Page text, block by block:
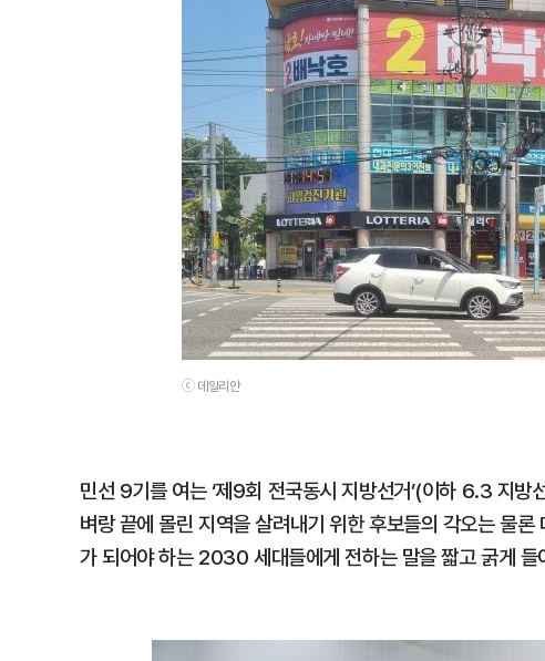
ⓒ 데일리안
민선 9기를 여는 ‘제9회 전국동시 지방선거’(이하 6.3 지
벼랑 끝에 몰린 지역을 살려내기 위한 후보들의 각오는 물
가 되어야 하는 2030 세대들에게 전하는 말을 짧고 굵게 들